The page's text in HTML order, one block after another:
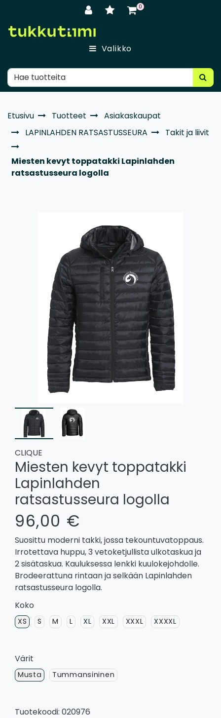
0
Valikko
Etusivu Tuotteet
Asiakaskaupat
LAPINLAHDEN RATSASTUSSEURA
Takit ja liivit
Miesten kevyt toppatakki Lapinlahden
ratsastusseura logolla
CLIQUE
Miesten kevyt toppatakki
Lapinlahden
ratsastusseura logolla
96,00 €
Suosittu moderni takki, jossa tekountuvatoppaus.
Irrotettava huppu, 3 vetoketjullista ulkotaskua ja
2 sisätaskua. Kauluksessa lenkki kuulokejohdolle.
Brodeerattuna rintaan ja selkään Lapinlahden
ratsastusseura logolla.
Koko
XS S M L XL XXL XXXL XXXXL
Värit
Musta Tummansininen
Tuotekoodi: 020976